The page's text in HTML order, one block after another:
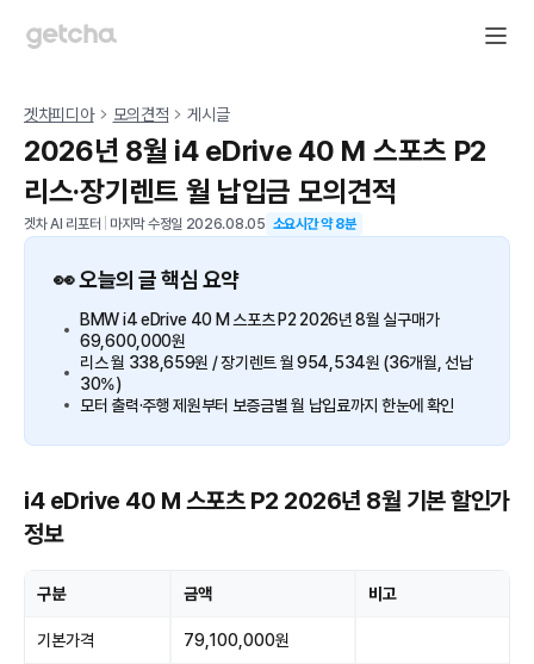
겟차피디아 모의견적 게시글
2026년 8월 i4 eDrive 40 M 스포츠 P2
리스·장기렌트 월 납입금 모의견적
겟차 AI 리포터 마지막 수정일 2026.08.05 소요시간 약8분
👀 오늘의 글 핵심 요약
BMW i4 eDrive 40 M 스포츠 P2 2026년 8월 실구매가
69,600,000원
리스 월 338,659원 / 장기렌트 월 954,534원 (36개월, 선납
30%)
모터 출력·주행 제원부터 보증금별 월 납입료까지 한눈에 확인
i4 eDrive 40 M 스포츠 P2 2026년 8월 기본 할인가
정보
구분 금액 비고
기본가격 79,100,000원